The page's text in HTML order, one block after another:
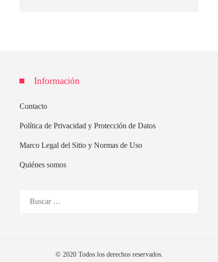
Información
Contacto
Política de Privacidad y Protección de Datos
Marco Legal del Sitio y Normas de Uso
Quiénes somos
© 2020 Todos los derechos reservados.